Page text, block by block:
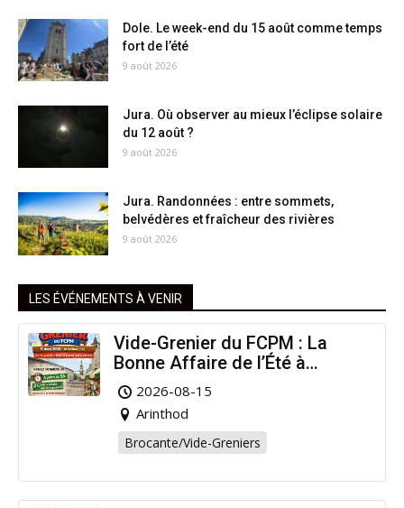
Dole. Le week-end du 15 août comme temps
fort de l’été
9 août 2026
Jura. Où observer au mieux l’éclipse solaire
du 12 août ?
9 août 2026
Jura. Randonnées : entre sommets,
belvédères et fraîcheur des rivières
9 août 2026
LES ÉVÉNEMENTS À VENIR
Vide-Grenier du FCPM : La
Bonne Affaire de l’Été à
Arinthod !
2026-08-15
Arinthod
Brocante/Vide-Greniers